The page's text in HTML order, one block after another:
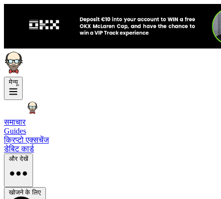
मेन्यू
समाचार
Guides
क्रिप्टो एक्सचेंज
डेबिट कार्ड
और देखें
खोजने के लिए